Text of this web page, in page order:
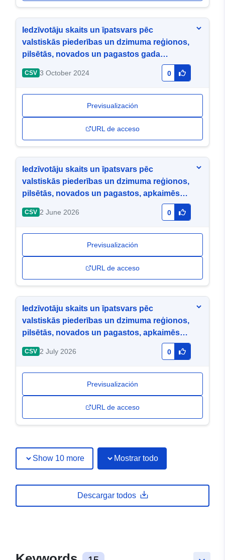
Iedzīvotāju skaits un īpatsvars pēc
valstiskās piederības un dzimuma reģionos,
pilsētās, novados un pagastos gada
CSV 3 October 2024 0
Previsualización
URL de acceso
Iedzīvotāju skaits un īpatsvars pēc
valstiskās piederības un dzimuma reģionos,
pilsētās, novados un pagastos, apkaimēs
un blīvi apdzīvotās teritorijās gada sākumā
CSV 2 June 2026 0
Previsualización
URL de acceso
Iedzīvotāju skaits un īpatsvars pēc
valstiskās piederības un dzimuma reģionos,
pilsētās, novados un pagastos, apkaimēs
un blīvi apdzīvotās teritorijās gada sākumā
CSV 2 July 2026 0
Previsualización
URL de acceso
Show 10 more Mostrar todo
Descargar todos